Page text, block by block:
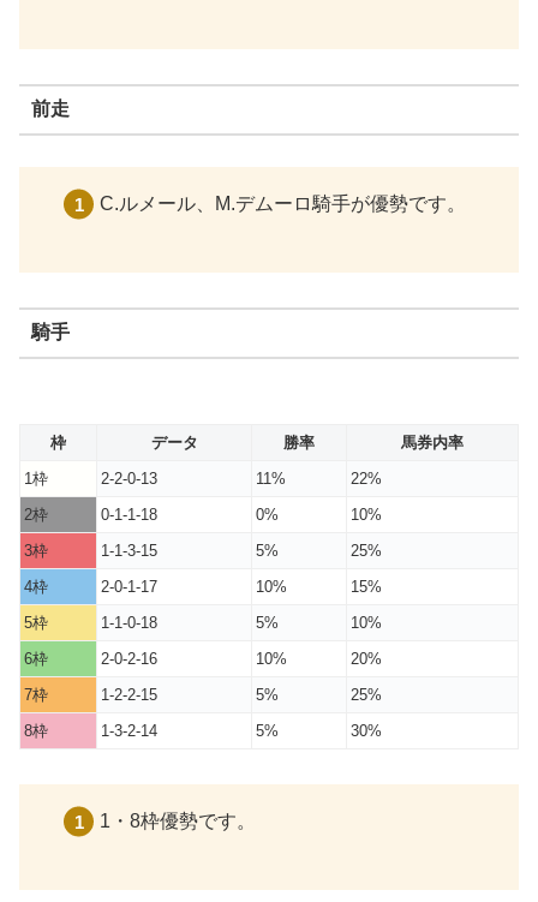
前走
C.ルメール、M.デムーロ騎手が優勢です。
騎手
枠 データ 勝率
馬券内率
1枠
2-2-0-13 11%
22%
2枠
0-1-1-18 0%
10%
3枠
1-1-3-15 5%
25%
4枠
2-0-1-17 10%
15%
5枠
1-1-0-18 5%
10%
6枠
2-0-2-16 10%
20%
7枠
1-2-2-15 5%
25%
8枠
1-3-2-14 5% 30%
1・8枠優勢です。